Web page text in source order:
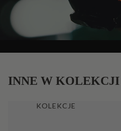
KOLEKCJE
INNE W KOLEKCJI